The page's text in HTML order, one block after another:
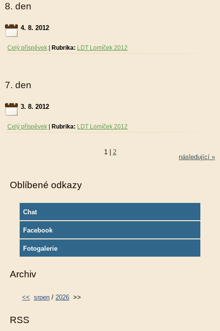
8. den
4. 8. 2012
Celý příspěvek Rubrika: LDT Lomíček 2012
7. den
3. 8. 2012
Celý příspěvek Rubrika: LDT Lomíček 2012
1 2
následující »
Oblíbené odkazy
Chat
Facebook
Fotogalerie
Archiv
<< srpen / 2026 >>
RSS